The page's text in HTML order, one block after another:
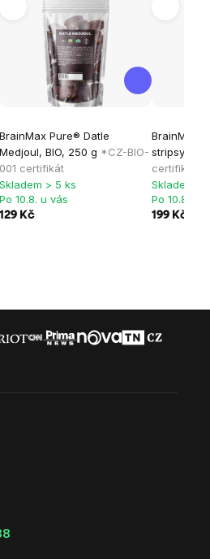
BrainMax Pure® Datle
Medjoul, BIO, 250 g *CZ-BIO-
001 certifikát
Skladem > 5 ks
Po 10.8. u vás
129 Kč
BrainMax
stripsy
certifikát
Skladem >
Po 10.8. u
199 Kč